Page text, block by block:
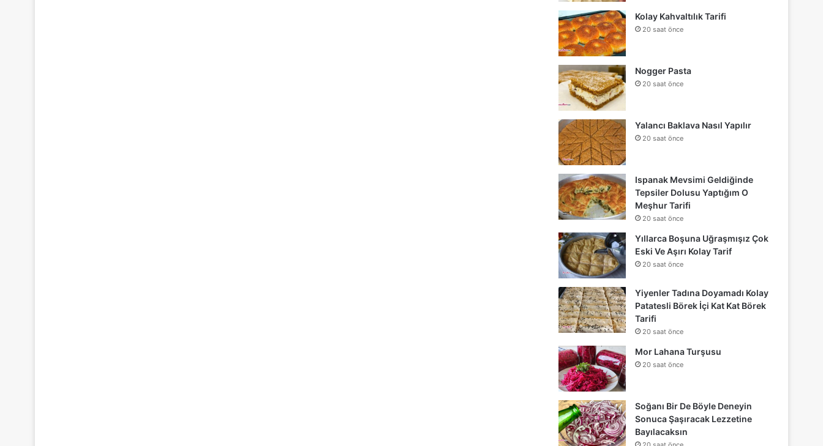
Kolay Kahvaltılık Tarifi
20 saat önce
Nogger Pasta
20 saat önce
Yalancı Baklava Nasıl Yapılır
20 saat önce
Ispanak Mevsimi Geldiğinde
Tepsiler Dolusu Yaptığım O
Meşhur Tarifi
20 saat önce
Yıllarca Boşuna Uğraşmışız Çok
Eski Ve Aşırı Kolay Tarif
20 saat önce
Yiyenler Tadına Doyamadı Kolay
Patatesli Börek İçi Kat Kat Börek
Tarifi
20 saat önce
Mor Lahana Turşusu
20 saat önce
Soğanı Bir De Böyle Deneyin
Sonuca Şaşıracak Lezzetine
Bayılacaksın